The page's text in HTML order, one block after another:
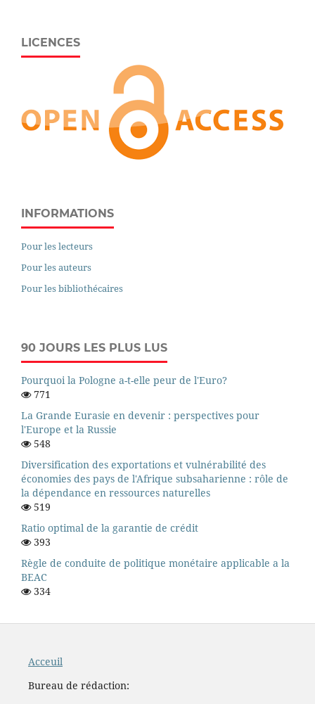
LICENCES
INFORMATIONS
Pour les lecteurs
Pour les auteurs
Pour les bibliothécaires
90 JOURS LES PLUS LUS
Pourquoi la Pologne a-t-elle peur de l'Euro?
771
La Grande Eurasie en devenir : perspectives pour
l'Europe et la Russie
548
Diversification des exportations et vulnérabilité des
économies des pays de l'Afrique subsaharienne : rôle de
la dépendance en ressources naturelles
519
Ratio optimal de la garantie de crédit
393
Règle de conduite de politique monétaire applicable a la
BEAC
334
Acceuil
Bureau de rédaction: